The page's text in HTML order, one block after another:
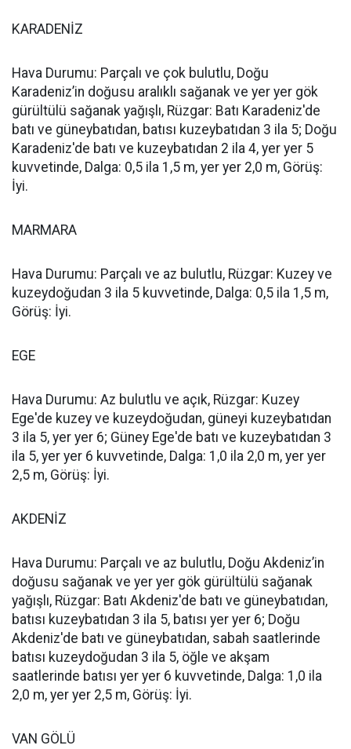
KARADENİZ
Hava Durumu: Parçalı ve çok bulutlu, Doğu
Karadeniz’in doğusu aralıklı sağanak ve yer yer gök
gürültülü sağanak yağışlı, Rüzgar: Batı Karadeniz'de
batı ve güneybatıdan, batısı kuzeybatıdan 3 ila 5; Doğu
Karadeniz'de batı ve kuzeybatıdan 2 ila 4, yer yer 5
kuvvetinde, Dalga: 0,5 ila 1,5 m, yer yer 2,0 m, Görüş:
İyi.
MARMARA
Hava Durumu: Parçalı ve az bulutlu, Rüzgar: Kuzey ve
kuzeydoğudan 3 ila 5 kuvvetinde, Dalga: 0,5 ila 1,5 m,
Görüş: İyi.
EGE
Hava Durumu: Az bulutlu ve açık, Rüzgar: Kuzey
Ege'de kuzey ve kuzeydoğudan, güneyi kuzeybatıdan
3 ila 5, yer yer 6; Güney Ege'de batı ve kuzeybatıdan 3
ila 5, yer yer 6 kuvvetinde, Dalga: 1,0 ila 2,0 m, yer yer
2,5 m, Görüş: İyi.
AKDENİZ
Hava Durumu: Parçalı ve az bulutlu, Doğu Akdeniz’in
doğusu sağanak ve yer yer gök gürültülü sağanak
yağışlı, Rüzgar: Batı Akdeniz'de batı ve güneybatıdan,
batısı kuzeybatıdan 3 ila 5, batısı yer yer 6; Doğu
Akdeniz'de batı ve güneybatıdan, sabah saatlerinde
batısı kuzeydoğudan 3 ila 5, öğle ve akşam
saatlerinde batısı yer yer 6 kuvvetinde, Dalga: 1,0 ila
2,0 m, yer yer 2,5 m, Görüş: İyi.
VAN GÖLÜ